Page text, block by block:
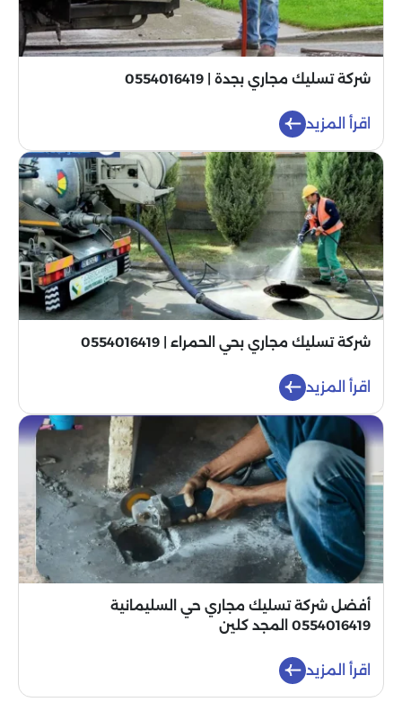
شركة تسليك مجاري بجدة | 0554016419
اقرأ المزيد
شركة تسليك مجاري بحي الحمراء | 0554016419
اقرأ المزيد
أفضل شركة تسليك مجاري حي السليمانية
0554016419 المجد كلين
اقرأ المزيد